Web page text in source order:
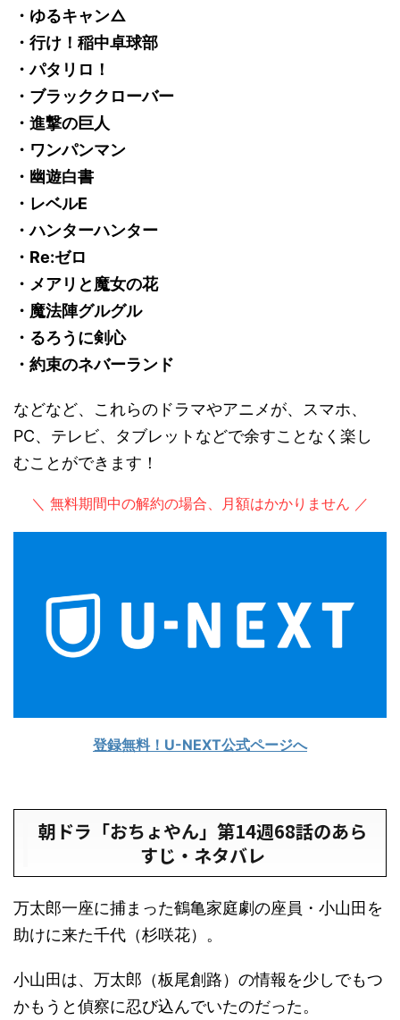
・ゆるキャン△
・行け！稲中卓球部
・パタリロ！
・ブラッククローバー
・進撃の巨人
・ワンパンマン
・幽遊白書
・レベルE
・ハンターハンター
・Re:ゼロ
・メアリと魔女の花
・魔法陣グルグル
・るろうに剣心
・約束のネバーランド
などなど、これらのドラマやアニメが、スマホ、
PC、テレビ、タブレットなどで余すことなく楽し
むことができます！
＼ 無料期間中の解約の場合、月額はかかりません ／
登録無料！U-NEXT公式ページへ
朝ドラ「おちょやん」第14週68話のあら
すじ・ネタバレ
万太郎一座に捕まった鶴亀家庭劇の座員・小山田を
助けに来た千代（杉咲花）。
小山田は、万太郎（板尾創路）の情報を少しでもつ
かもうと偵察に忍び込んでいたのだった。